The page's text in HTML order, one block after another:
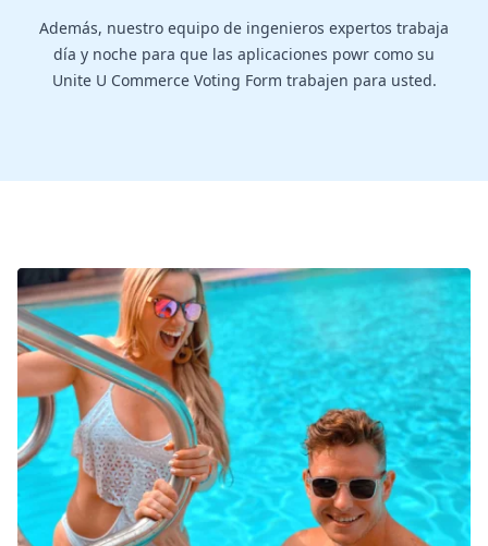
Además, nuestro equipo de ingenieros expertos trabaja
día y noche para que las aplicaciones powr como su
Unite U Commerce Voting Form trabajen para usted.